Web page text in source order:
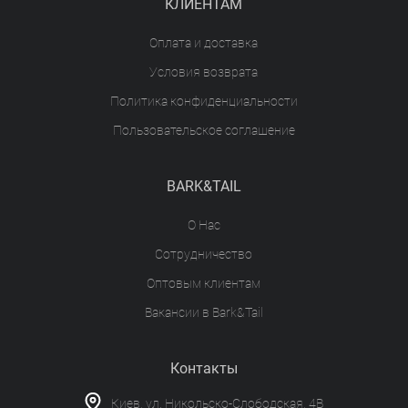
КЛИЕНТАМ
Оплата и доставка
Условия возврата
Политика конфиденциальности
Пользовательское соглашение
BARK&TAIL
О Нас
Сотрудничество
Оптовым клиентам
Вакансии в Bark&Tail
Контакты
Киев, ул. Никольско-Слободская, 4В